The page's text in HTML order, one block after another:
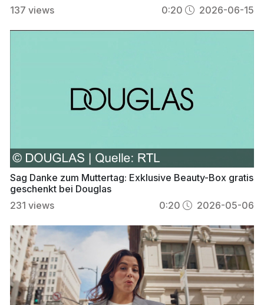
137 views 0:20 2026-06-15
Sag Danke zum Muttertag: Exklusive Beauty-Box gratis
geschenkt bei Douglas
231 views 0:20 2026-05-06